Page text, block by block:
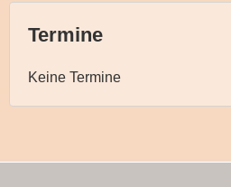
Termine
Keine Termine